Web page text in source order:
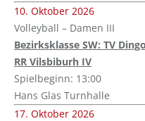
10. Oktober 2026
Volleyball – Damen III
Bezirksklasse SW: TV
RR Vilsbiburh IV
Spielbeginn: 13:00
Hans Glas Turnhalle
17. Oktober 2026